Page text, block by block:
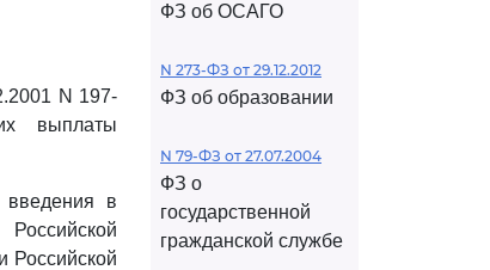
N 197-
выплаты
введения в
Российской
ФЗ об ОСАГО
N 273-ФЗ от 29.12.2012
ФЗ об образовании
N 79-ФЗ от 27.07.2004
ФЗ о
государственной
гражданской службе